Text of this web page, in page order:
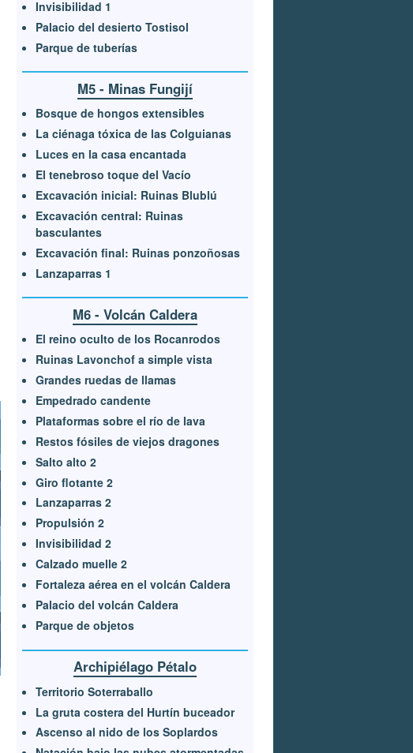
Invisibilidad 1
Palacio del desierto Tostisol
Parque de tuberías
M5 - Minas Fungijí
Bosque de hongos extensibles
La ciénaga tóxica de las Colguianas
Luces en la casa encantada
El tenebroso toque del Vacío
Excavación inicial: Ruinas Blublú
Excavación central: Ruinas
basculantes
Excavación final: Ruinas ponzoñosas
Lanzaparras 1
M6 - Volcán Caldera
El reino oculto de los Rocanrodos
Ruinas Lavonchof a simple vista
Grandes ruedas de llamas
Empedrado candente
Plataformas sobre el río de lava
Restos fósiles de viejos dragones
Salto alto 2
Giro flotante 2
Lanzaparras 2
Propulsión 2
Invisibilidad 2
Calzado muelle 2
Fortaleza aérea en el volcán Caldera
Palacio del volcán Caldera
Parque de objetos
Archipiélago Pétalo
Territorio Soterraballo
La gruta costera del Hurtín buceador
Ascenso al nido de los Soplardos